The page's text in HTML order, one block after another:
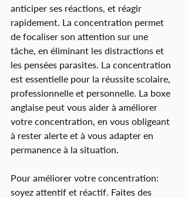
anticiper ses réactions, et réagir
rapidement. La concentration permet
de focaliser son attention sur une
tâche, en éliminant les distractions et
les pensées parasites. La concentration
est essentielle pour la réussite scolaire,
professionnelle et personnelle. La boxe
anglaise peut vous aider à améliorer
votre concentration, en vous obligeant
à rester alerte et à vous adapter en
permanence à la situation.
Pour améliorer votre concentration:
soyez attentif et réactif. Faites des